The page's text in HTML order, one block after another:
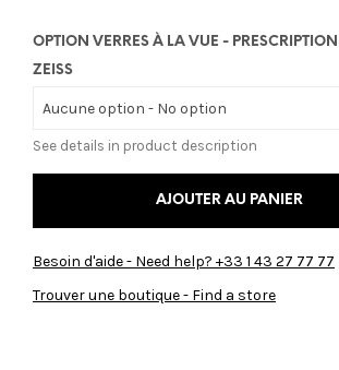
OPTION VERRES À LA VUE - PRESCRIPTION
ZEISS
See details in product description
AJOUTER AU PANIER
Besoin d'aide - Need help? +33 1 43 27 77 77
Trouver une boutique - Find a store